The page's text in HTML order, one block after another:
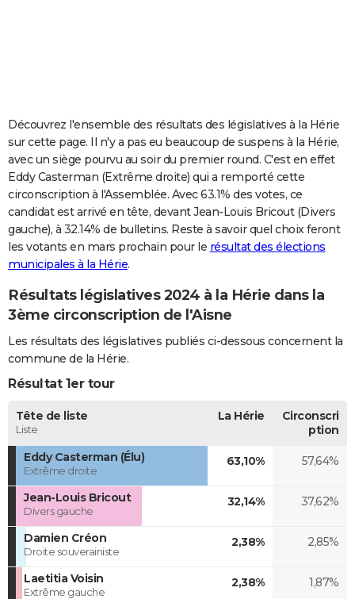
Carte de Noël
Carte Bonne année
Carte Saint-Valentin
Carte Pâques
Carte d'anniversaire
DICTIONNAIRE
Dictionnaire
Biographies
Citations
Expressions
Proverbes
PROGRAMME TV
COPAINS D'AVANT
S'inscrire
Se connecter
Lycées
Collèges
Primaires
Universités
Entreprises
Service militaire
Avis de recherche
AVIS DE DÉCÈS
Découvrez l'ensemble des résultats des législatives à la Hérie
sur cette page. Il n'y a pas eu beaucoup de suspens à la Hérie,
avec un siège pourvu au soir du premier round. C'est en effet
Eddy Casterman (Extrême droite) qui a remporté cette
circonscription à l'Assemblée. Avec 63.1% des votes, ce
candidat est arrivé en tête, devant Jean-Louis Bricout (Divers
gauche), à 32.14% de bulletins. Reste à savoir quel choix feront
les votants en mars prochain pour le résultat des élections
municipales à la Hérie.
Résultats législatives 2024 à la Hérie dans la
3ème circonscription de l'Aisne
Les résultats des législatives publiés ci-dessous concernent la
commune de la Hérie.
Résultat 1er tour
Tête de liste
Liste
La Hérie
Circonscri
ption
Eddy Casterman (Élu)
Extrême droite
63,10% 57,64%
Jean-Louis Bricout
Divers gauche
32,14% 37,62%
Damien Créon
Droite souverainiste
2,38% 2,85%
Laetitia Voisin
Extrême gauche
2,38% 1,87%